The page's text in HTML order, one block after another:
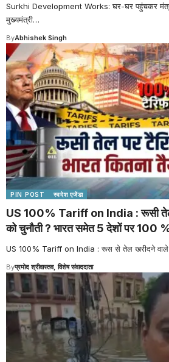
Surkhi Development Works: घर-घर पहुंचकर मंत्री
मुख्यमंत्री…
ByAbhishek Singh
PIN POST स्वदेश एजेंडा
US 100% Tariff on India : रूसी तेल,
को चुनौती ? भारत समेत 5 देशों पर 100
US 100% Tariff on India : रूस से तेल खरीदने वाले
Byप्रमोद श्रीवास्तव, विशेष संवाददाता